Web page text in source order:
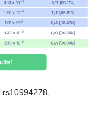
rs10994278,